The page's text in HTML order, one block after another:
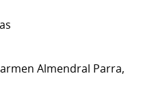
Almendral Parra,